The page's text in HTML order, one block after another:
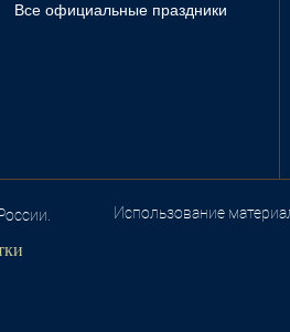
Все официальные праздники
Использование